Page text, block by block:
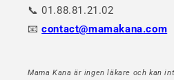
📞 01.88.81.21.02
📧contact@mamakana.com
Mama Kana är ingen läkare och kan